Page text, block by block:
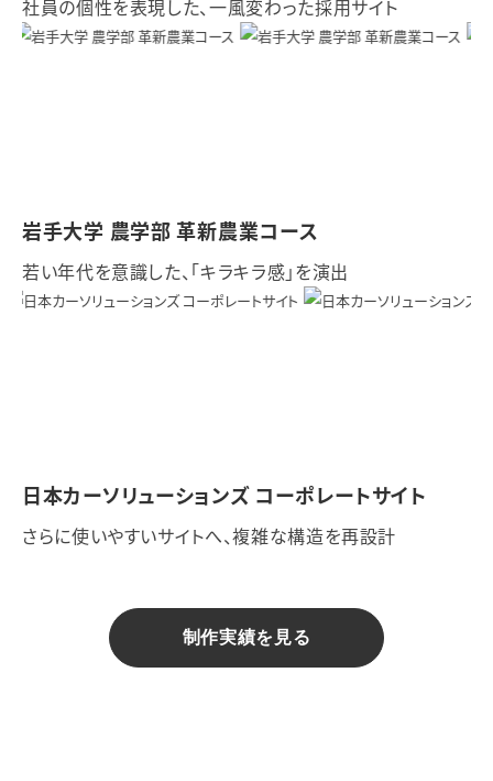
社員の個性を表現した、一風変わった採用サイト
岩手大学 農学部 革新農業コース
若い年代を意識した、「キラキラ感」を演出
日本カーソリューションズ コーポレートサイト
さらに使いやすいサイトへ、複雑な構造を再設計
制作実績を見る